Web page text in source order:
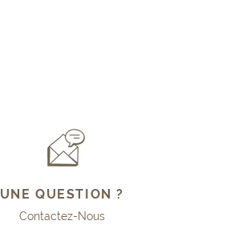
UNE QUESTION ?
Contactez-Nous